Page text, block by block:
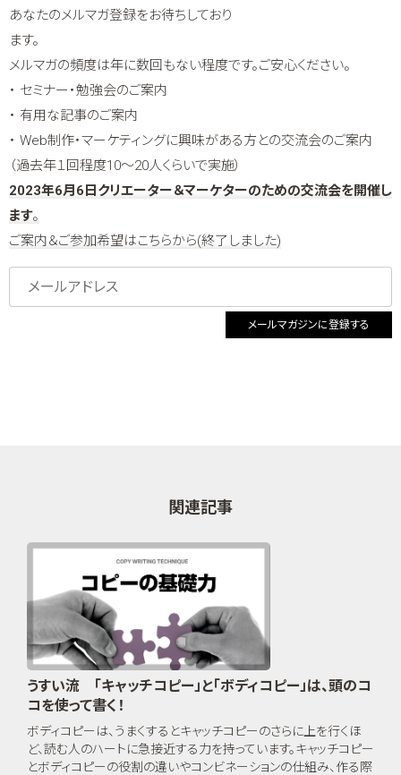
あなたのメルマガ登録をお待ちしており
ます。
メルマガの頻度は年に数回もない程度です。ご安心ください。
・ セミナー・勉強会のご案内
・ 有用な記事のご案内
・ Web制作・マーケティングに興味がある方との交流会のご案内
（過去年１回程度10～20人くらいで実施）
2023年6月6日クリエーター＆マーケターのための交流会を開催し
ます。
ご案内＆ご参加希望はこちらから(終了しました)
メールマガジンに登録する
関連記事
うすい流 「キャッチコピー」と「ボディコピー」は、頭のコ
コを使って書く！
ボディコピーは、うまくするとキャッチコピーのさらに上を行くほ
ど、読む人のハートに急接近する力を持っています。キャッチコピー
とボディコピーの役割の違いやコンビネーションの仕組み、作る際